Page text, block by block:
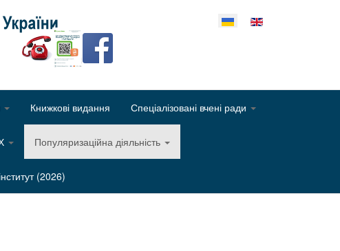
Оберіть свою мову
Книжкові видання Спеціалізовані вчені ради
Популяризаційна діяльність
(2026)